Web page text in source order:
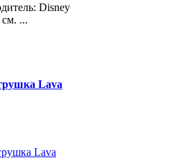
Disney
...
Lava